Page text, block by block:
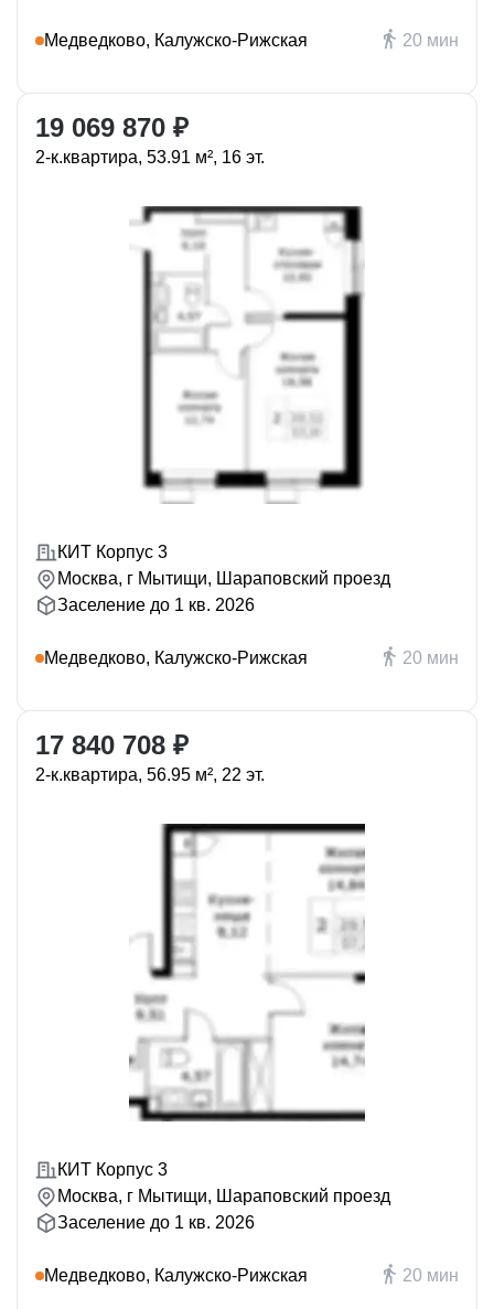
Медведково, Калужско-Рижская 20 мин
19 069 870 ₽
2-к.квартира, 53.91 м², 16 эт.
КИТ Корпус 3
Москва, г Мытищи, Шараповский проезд
Заселение до 1 кв. 2026
Медведково, Калужско-Рижская 20 мин
17 840 708 ₽
2-к.квартира, 56.95 м², 22 эт.
КИТ Корпус 3
Москва, г Мытищи, Шараповский проезд
Заселение до 1 кв. 2026
Медведково, Калужско-Рижская 20 мин